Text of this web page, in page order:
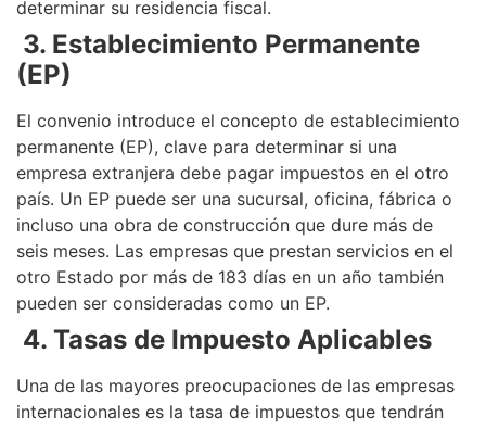
determinar su residencia fiscal.
3. Establecimiento Permanente
(EP)
El convenio introduce el concepto de establecimiento
permanente (EP), clave para determinar si una
empresa extranjera debe pagar impuestos en el otro
país. Un EP puede ser una sucursal, oficina, fábrica o
incluso una obra de construcción que dure más de
seis meses. Las empresas que prestan servicios en el
otro Estado por más de 183 días en un año también
pueden ser consideradas como un EP.
4. Tasas de Impuesto Aplicables
Una de las mayores preocupaciones de las empresas
internacionales es la tasa de impuestos que tendrán